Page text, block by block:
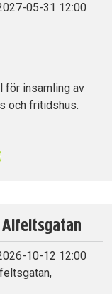
05-31 12:00
för insamling av
och fritidshus.
10-12 12:00